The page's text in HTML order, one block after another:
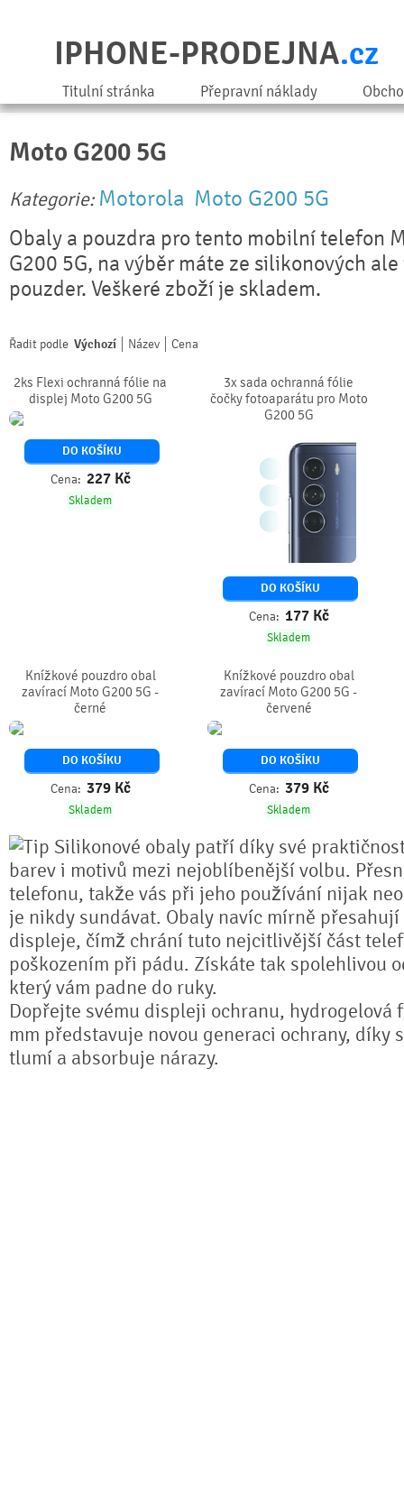
IPHONE-PRODEJNA.cz
Titulní stránka Přepravní náklady
Moto G200 5G
Kategorie: Motorola Moto G200 5G
Obaly a pouzdra pro tento mobilní telefon
G200 5G, na výběr máte ze silikonových
pouzder. Veškeré zboží je skladem.
Řadit podle Výchozí Název Cena
2ks Flexi ochranná fólie na
displej Moto G200 5G
DO KOŠÍKU
Cena: 227 Kč
Skladem
3x sada ochranná fólie
čočky fotoaparátu pro Moto
G200 5G
DO KOŠÍKU
Cena: 177 Kč
Skladem
Knížkové pouzdro obal
zavírací Moto G200 5G -
černé
DO KOŠÍKU
Cena: 379 Kč
Skladem
Knížkové pouzdro obal
zavírací Moto G200 5G -
červené
DO KOŠÍKU
Cena: 379 Kč
Skladem
Silikonové obaly patří díky své
barev i motivů mezi nejoblíbenější volbu.
telefonu, takže vás při jeho používání nijak
je nikdy sundávat. Obaly navíc mírně
displeje, čímž chrání tuto nejcitlivější část
poškozením při pádu. Získáte tak spolehlivou
který vám padne do ruky.
Dopřejte svému displeji ochranu, hydrogelová
mm představuje novou generaci ochrany, díky
tlumí a absorbuje nárazy.